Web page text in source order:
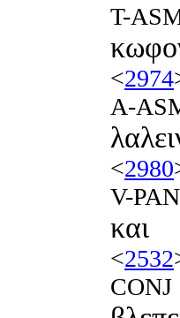
T-
<2974
A-
<2980
V-PAN
και
<2532
CONJ